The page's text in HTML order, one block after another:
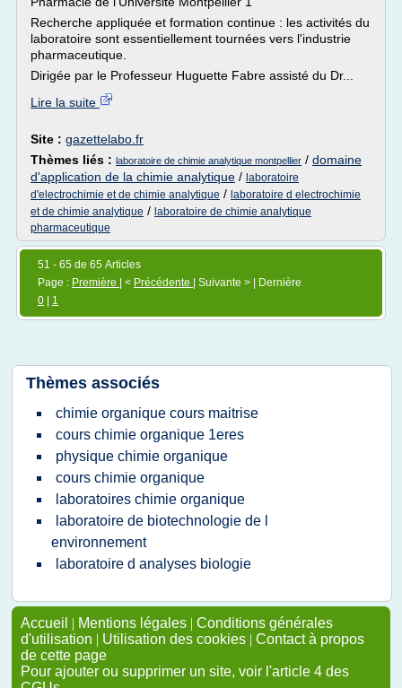
Recherche appliquée et formation continue : les activités du
laboratoire sont essentiellement tournées vers l'industrie
pharmaceutique.
Dirigée par le Professeur Huguette Fabre assisté du Dr...
Lire la suite
Site : gazettelabo.fr
Thèmes liés : laboratoire de chimie analytique montpellier / domaine
d'application de la chimie analytique / laboratoire
d'electrochimie et de chimie analytique / laboratoire d electrochimie
et de chimie analytique / laboratoire de chimie analytique
pharmaceutique
51 - 65 de 65 Articles
Page : Première | < Précédente
| Suivante > | Dernière
0
1
Thèmes associés
chimie organique cours maitrise
cours chimie organique 1eres
physique chimie organique
cours chimie organique
laboratoires chimie organique
laboratoire de biotechnologie de l
environnement
laboratoire d analyses biologie
Accueil | Mentions légales | Conditions générales
d'utilisation | Utilisation des cookies | Contact à propos
de cette page
Pour ajouter ou supprimer un site, voir l'article 4 des